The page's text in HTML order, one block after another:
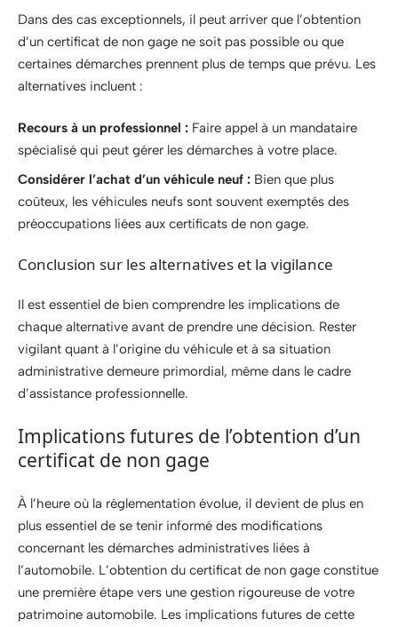
Dans des cas exceptionnels, il peut arriver que l’obtention
d’un certificat de non gage ne soit pas possible ou que
certaines démarches prennent plus de temps que prévu. Les
alternatives incluent :
Recours à un professionnel : Faire appel à un mandataire
spécialisé qui peut gérer les démarches à votre place.
Considérer l’achat d’un véhicule neuf : Bien que plus
coûteux, les véhicules neufs sont souvent exemptés des
préoccupations liées aux certificats de non gage.
Conclusion sur les alternatives et la vigilance
Il est essentiel de bien comprendre les implications de
chaque alternative avant de prendre une décision. Rester
vigilant quant à l’origine du véhicule et à sa situation
administrative demeure primordial, même dans le cadre
d’assistance professionnelle.
Implications futures de l’obtention d’un
certificat de non gage
À l’heure où la réglementation évolue, il devient de plus en
plus essentiel de se tenir informé des modifications
concernant les démarches administratives liées à
l’automobile. L’obtention du certificat de non gage constitue
une première étape vers une gestion rigoureuse de votre
patrimoine automobile. Les implications futures de cette